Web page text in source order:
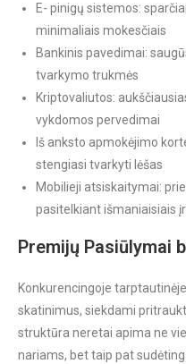
E- pinigų sistemos:
minimaliais mokesčiais
Bankinis pavedimai:
tvarkymo trukmės
Kriptovaliutos:
vykdomos pervedimai
Iš anksto apmokėjimo
stengiasi tvarkyti lėšas
Mobilieji atsiskaitymai:
pasitelkiant išmaniaisiais
Premijų Pasiūlymai
Konkurencingoje
skatinimus, siekdami
struktūra neretai apima ne
nariams, bet taip pat